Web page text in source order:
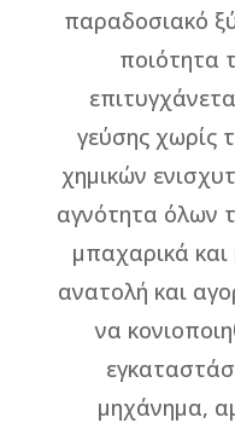
παραδοσιακό
ποιότητα
γεύσης χωρίς
χημικών
αγνότητα όλων
μπαχαρικά
ανατολή και
να
μηχάνημα,